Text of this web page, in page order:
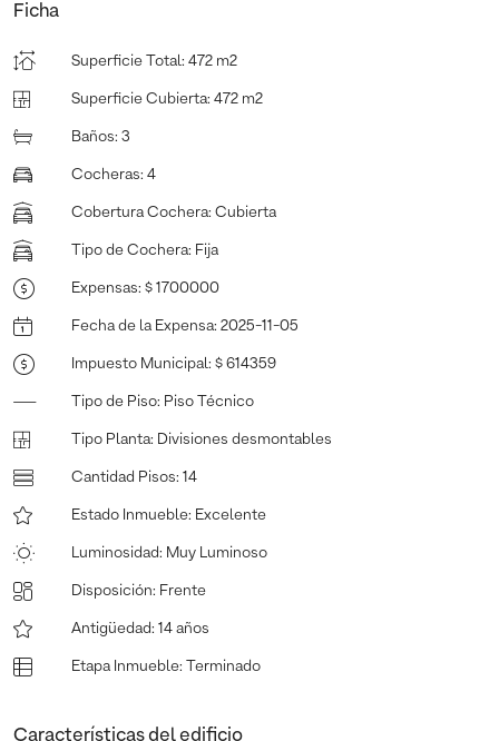
Ficha
Superficie Total : 472 m2
Superficie Cubierta: 472 m2
Baños: 3
Cocheras: 4
Cobertura Cochera: Cubierta
Tipo de Cochera: Fija
Expensas: $ 1700000
Fecha de la Expensa: 2025-11-05
Impuesto Municipal : $ 614359
Tipo de Piso: Piso Técnico
Tipo Planta: Divisiones desmontables
Cantidad Pisos: 14
Estado Inmueble: Excelente
Luminosidad: Muy Luminoso
Disposición: Frente
Antigüedad: 14 años
Etapa Inmueble: Terminado
Características del edificio